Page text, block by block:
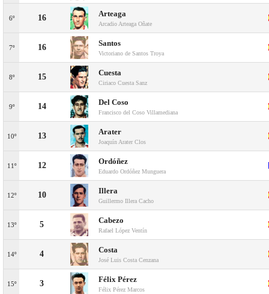
6º 16 Arteaga
Arcadio Arteaga Oñate
7º 16 Santos
Victoriano de Santos Troya
8º 15 Cuesta
Ciriaco Cuesta Sanz
9º 14 Del Coso
Francisco del Coso Villamediana
10º 13 Arater
Joaquín Arater Clos
11º 12 Ordóñez
Eduardo Ordóñez Munguera
12º 10 Illera
Guillermo Illera Cacho
13º 5 Cabezo
Rafael López Ventín
14º 4 Costa
José Luis Costa Cenzana
15º 3 Félix Pérez
Félix Pérez Marcos